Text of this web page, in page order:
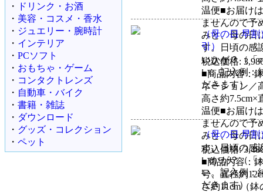
・
ドリンク・お酒
・ 美容・コスメ・香水
・ ジュエリー・腕時計
・ インテリア
・ PCソフト
・ おもちゃ・ゲーム
・ コンタクトレンズ
・ 自動車・バイク
・ 書籍・雑誌
・ ダウンロード
・ グッズ・コレクション
・ ペット
温便■お届け
ませんので予
みと、母の日
す。日頃の感
いかが？（「
い。記入例：
だきます）
（母の日 早
引）
税込価格:
■商品内容：
ネーション／
高さ約
温便■お届け
ませんので予
みと、母の日
す。日頃の感
いかが？（「
い。記入例：
だきます）
（母の日 早
税込価格:
■商品内容：
号、直径約
さ約11cm（